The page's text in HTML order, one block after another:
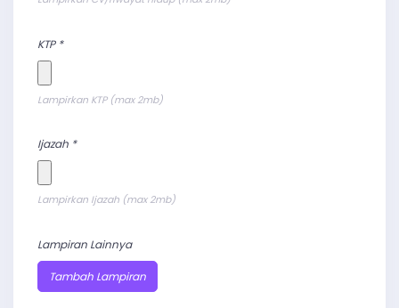
KTP *
Lampirkan KTP (max 2mb)
Ijazah *
Lampirkan Ijazah (max 2mb)
Lampiran Lainnya
Tambah Lampiran